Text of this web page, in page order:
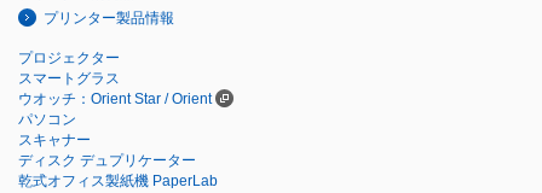
プリンター製品情報
プロジェクター
スマートグラス
ウオッチ：Orient Star / Orient
パソコン
スキャナー
ディスク デュプリケーター
乾式オフィス製紙機 PaperLab